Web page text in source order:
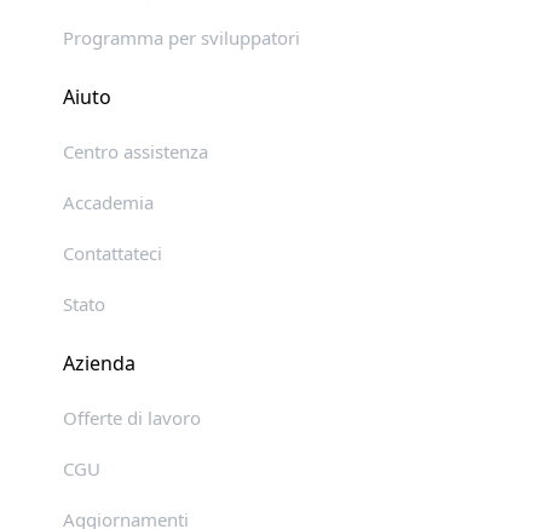
Programma per sviluppatori
Aiuto
Centro assistenza
Accademia
Contattateci
Stato
Azienda
Offerte di lavoro
CGU
Aggiornamenti